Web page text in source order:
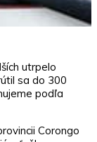
utrpelo
sa do 300
podľa
Corongo